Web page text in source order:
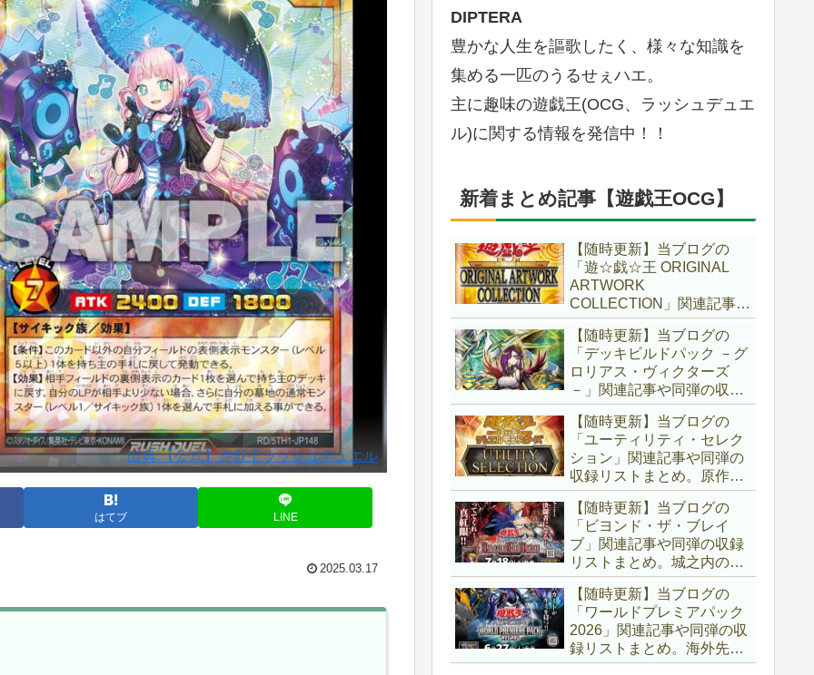
出典:【公式】遊戯王ラッシュデュエル
はてブ LINE
2025.03.17
DIPTERA
豊かな人生を謳歌したく、様々な知識を
集める一匹のうるせぇハエ。
主に趣味の遊戯王(OCG、ラッシュデュエ
ル)に関する情報を発信中！！
新着まとめ記事【遊戯王OCG】
【随時更新】当ブログの
「遊☆戯☆王 ORIGINAL
ARTWORK
COLLECTION」関連記事や
同弾の収録リストまとめ。
マンガスタイルとオーバー
フレームに焦点を当てた新
商品！！また、原作のモン
スターもリメイクされてい
ます！！【遊戯王OCG】
【随時更新】当ブログの
「デッキビルドパック －グ
ロリアス・ヴィクターズ
－」関連記事や同弾の収録
リストまとめ。効果を持た
ない古のモンスターを使役
する儀式テーマ「セネト」
に加え、「レイズ・ムー
ン」や「異解△」も登
場！！【遊戯王OCG】
【随時更新】当ブログの
「ユーティリティ・セレク
ション」関連記事や同弾の
収録リストまとめ。原作の
名シーンや懐かしの人気モ
ンスターをイメージした新
規カードが多数登場！！ま
た、「ドミナス」などの豪
華再録にも注目ですね～。
【遊戯王OCG】
【随時更新】当ブログの
「ビヨンド・ザ・ブレイ
ブ」関連記事や同弾の収録
リストまとめ。城之内のカ
ードたちが『時の黒魔術
師』関連となってリメイ
ク！！さらに、「Ｄ－ＨＥ
ＲＯ」の『幽獄の時計塔』
も待望のリメイクです！！
【随時更新】当ブログの
「ワールドプレミアパック
2026」関連記事や同弾の収
録リストまとめ。海外先行
カードが例年より早く来